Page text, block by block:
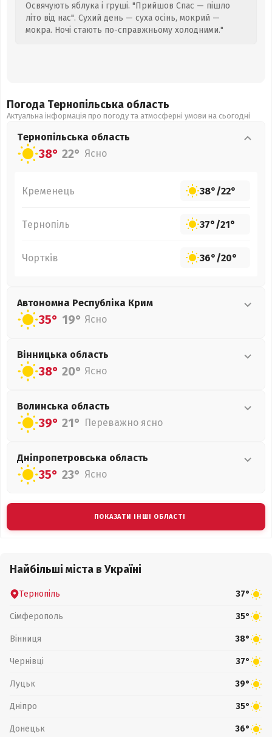
Освячують яблука і груші. "Прийшов Спас — пішло
літо від нас". Сухий день — суха осінь, мокрий —
мокра. Ночі стають по-справжньому холодними."
Погода Тернопільська область
Актуальна інформація про погоду та атмосферні умови на сьогодні
Тернопільська область
38° 22° Ясно
Кременець 38°/22°
Тернопіль 37°/21°
Чортків 36°/20°
Автономна Республіка Крим
35° 19° Ясно
Вінницька область
38° 20° Ясно
Волинська область
39° 21° Переважно ясно
Дніпропетровська область
35° 23° Ясно
ПОКАЗАТИ ІНШІ ОБЛАСТІ
Найбільші міста в Україні
Тернопіль 37°
Сімферополь 35°
Вінниця 38°
Чернівці 37°
Луцьк 39°
Дніпро 35°
Донецьк 36°